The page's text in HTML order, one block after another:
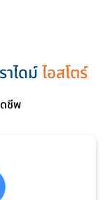
าไดม์ไอสโตร์
ชีพ